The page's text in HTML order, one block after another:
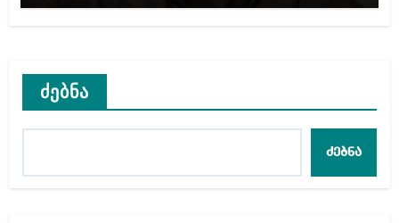
ძებნა
ძებნა